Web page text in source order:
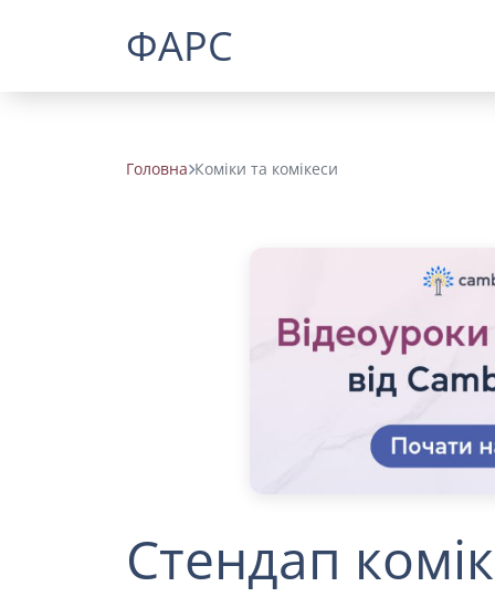
ФАРС
Головна Коміки та комікеси
Стендап